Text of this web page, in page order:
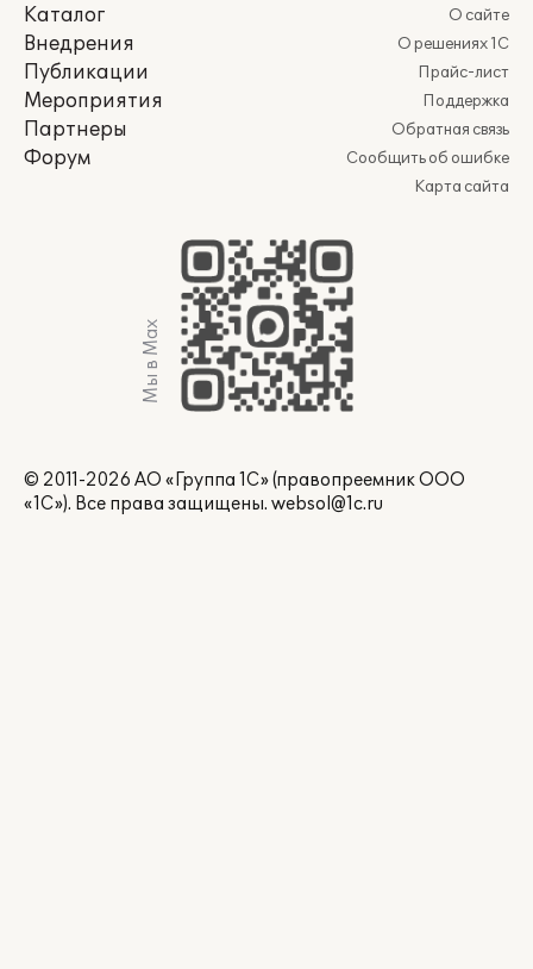
Каталог
Внедрения
Публикации
Мероприятия
Партнеры
Форум
О сайте
О решениях 1С
Прайс-лист
Поддержка
Обратная связь
Сообщить об ошибке
Карта сайта
Мы в Max
© 2011-2026 АО «Группа 1С» (правопреемник ООО
«1С»). Все права защищены. websol@1c.ru